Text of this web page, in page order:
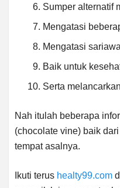
Sumper alternatif
Mengatasi
Mengatasi
Baik untuk
Serta
Nah itulah beberapa
(chocolate vine) baik
tempat asalnya.
Ikuti terus healty99.com